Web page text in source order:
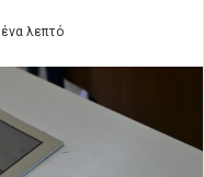
λεπτό